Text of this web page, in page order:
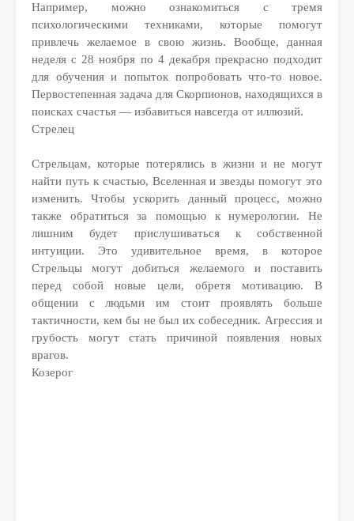
Например, можно ознакомиться с тремя
психологическими техниками, которые помогут
привлечь желаемое в свою жизнь. Вообще, данная
неделя с 28 ноября по 4 декабря прекрасно подходит
для обучения и попыток попробовать что-то новое.
Первостепенная задача для Скорпионов, находящихся в
поисках счастья — избавиться навсегда от иллюзий.
Стрелец
Стрельцам, которые потерялись в жизни и не могут
найти путь к счастью, Вселенная и звезды помогут это
изменить. Чтобы ускорить данный процесс, можно
также обратиться за помощью к нумерологии. Не
лишним будет прислушиваться к собственной
интуиции. Это удивительное время, в которое
Стрельцы могут добиться желаемого и поставить
перед собой новые цели, обретя мотивацию. В
общении с людьми им стоит проявлять больше
тактичности, кем бы не был их собеседник. Агрессия и
грубость могут стать причиной появления новых
врагов.
Козерог